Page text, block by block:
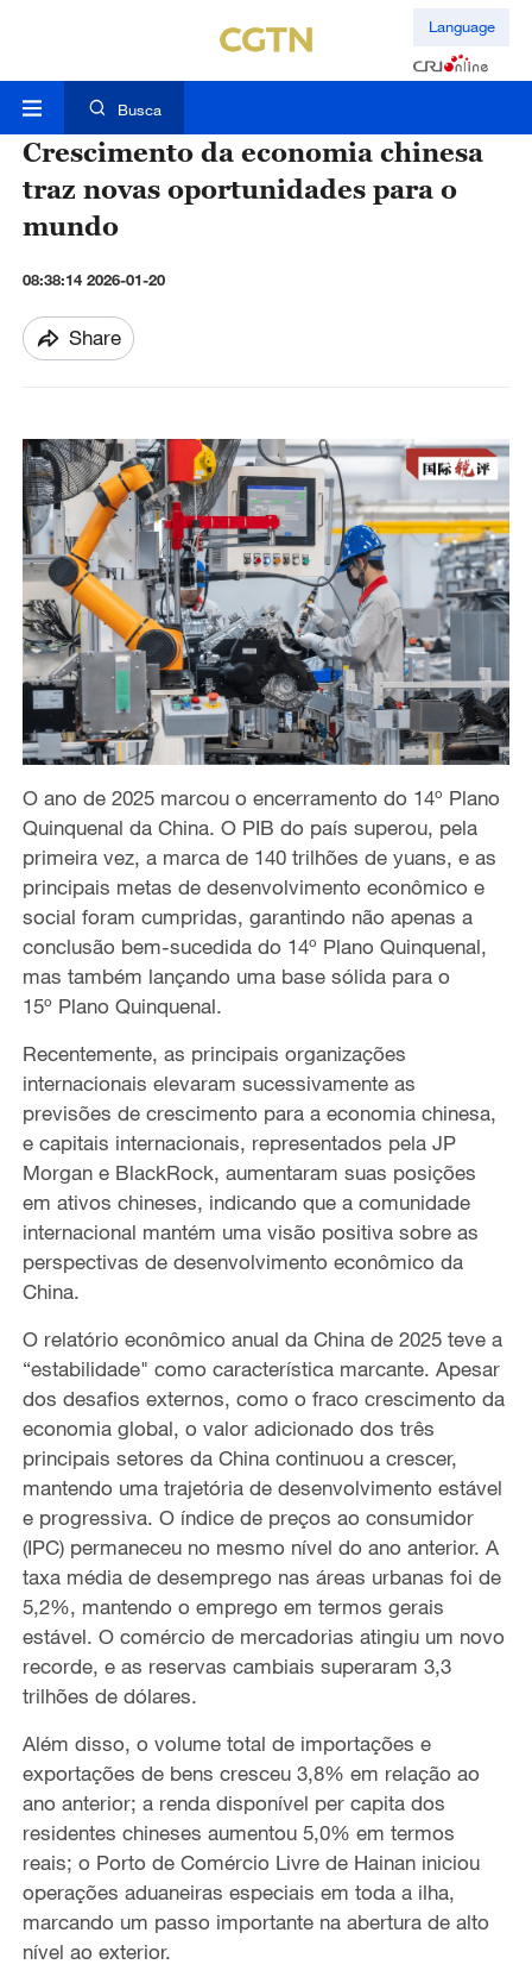
Language
Busca
Crescimento da economia chinesa
traz novas oportunidades para o
mundo
08:38:14 2026-01-20
Share
O ano de 2025 marcou o encerramento do 14º Plano
Quinquenal da China. O PIB do país superou, pela
primeira vez, a marca de 140 trilhões de yuans, e as
principais metas de desenvolvimento econômico e
social foram cumpridas, garantindo não apenas a
conclusão bem-sucedida do 14º Plano Quinquenal,
mas também lançando uma base sólida para o
15º Plano Quinquenal.
Recentemente, as principais organizações
internacionais elevaram sucessivamente as
previsões de crescimento para a economia chinesa,
e capitais internacionais, representados pela JP
Morgan e BlackRock, aumentaram suas posições
em ativos chineses, indicando que a comunidade
internacional mantém uma visão positiva sobre as
perspectivas de desenvolvimento econômico da
China.
O relatório econômico anual da China de 2025 teve a
“estabilidade" como característica marcante. Apesar
dos desafios externos, como o fraco crescimento da
economia global, o valor adicionado dos três
principais setores da China continuou a crescer,
mantendo uma trajetória de desenvolvimento estável
e progressiva. O índice de preços ao consumidor
(IPC) permaneceu no mesmo nível do ano anterior. A
taxa média de desemprego nas áreas urbanas foi de
5,2%, mantendo o emprego em termos gerais
estável. O comércio de mercadorias atingiu um novo
recorde, e as reservas cambiais superaram 3,3
trilhões de dólares.
Além disso, o volume total de importações e
exportações de bens cresceu 3,8% em relação ao
ano anterior; a renda disponível per capita dos
residentes chineses aumentou 5,0% em termos
reais; o Porto de Comércio Livre de Hainan iniciou
operações aduaneiras especiais em toda a ilha,
marcando um passo importante na abertura de alto
nível ao exterior.